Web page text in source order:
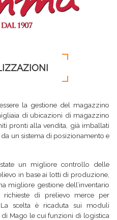
la gestione del magazzino
di ubicazioni di magazzino
pronti alla vendita, già imballati
un sistema di posizionamento e
un migliore controllo delle
in base ai lotti di produzione,
migliore gestione dell’inventario
richieste di prelievo merce per
scelta è ricaduta sui moduli
di Mago le cui funzioni di logistica